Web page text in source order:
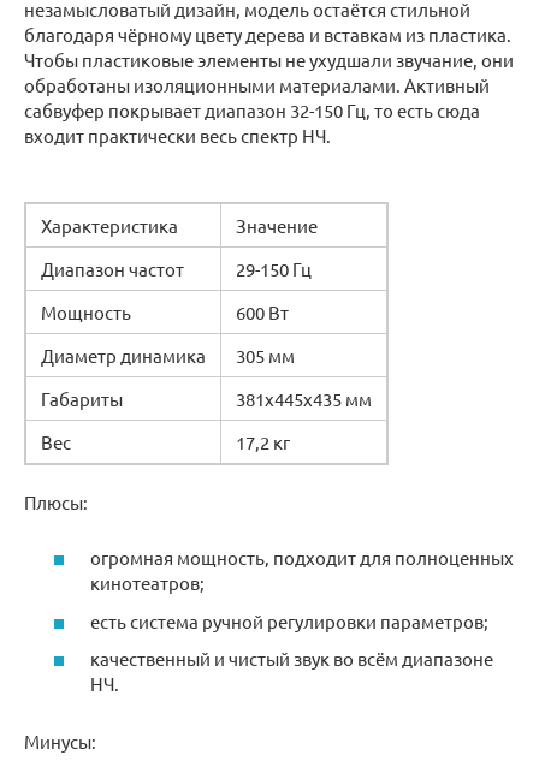
незамысловатый дизайн, модель остаётся стильной
благодаря чёрному цвету дерева и вставкам из пластика.
Чтобы пластиковые элементы не ухудшали звучание, они
обработаны изоляционными материалами. Активный
сабвуфер покрывает диапазон 32-150 Гц, то есть сюда
входит практически весь спектр НЧ.
Характеристика
Значение
Диапазон частот
29-150 Гц
Мощность
600 Вт
Диаметр динамика
305 мм
Габариты
381x445x435 мм
Вес
17,2 кг
Плюсы:
огромная мощность, подходит для полноценных
кинотеатров;
есть система ручной регулировки параметров;
качественный и чистый звук во всём диапазоне
НЧ.
Минусы: